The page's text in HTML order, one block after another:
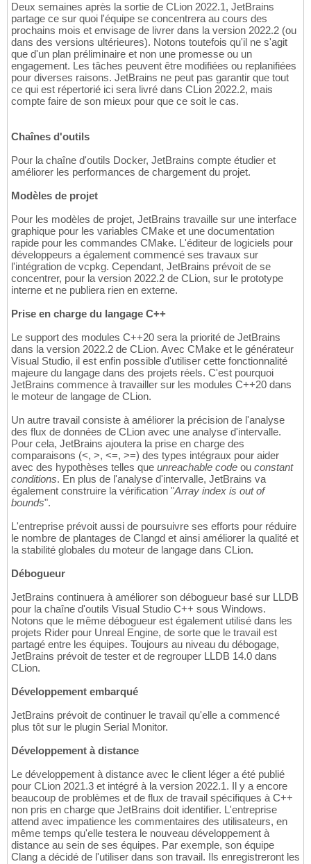
Deux semaines après la sortie de CLion 2022.1, JetBrains
partage ce sur quoi l'équipe se concentrera au cours des
prochains mois et envisage de livrer dans la version 2022.2 (ou
dans des versions ultérieures). Notons toutefois qu'il ne s'agit
que d'un plan préliminaire et non une promesse ou un
engagement. Les tâches peuvent être modifiées ou replanifiées
pour diverses raisons. JetBrains ne peut pas garantir que tout
ce qui est répertorié ici sera livré dans CLion 2022.2, mais
compte faire de son mieux pour que ce soit le cas.
Chaînes d'outils
Pour la chaîne d'outils Docker, JetBrains compte étudier et
améliorer les performances de chargement du projet.
Modèles de projet
Pour les modèles de projet, JetBrains travaille sur une interface
graphique pour les variables CMake et une documentation
rapide pour les commandes CMake. L'éditeur de logiciels pour
développeurs a également commencé ses travaux sur
l'intégration de vcpkg. Cependant, JetBrains prévoit de se
concentrer, pour la version 2022.2 de CLion, sur le prototype
interne et ne publiera rien en externe.
Prise en charge du langage C++
Le support des modules C++20 sera la priorité de JetBrains
dans la version 2022.2 de CLion. Avec CMake et le générateur
Visual Studio, il est enfin possible d'utiliser cette fonctionnalité
majeure du langage dans des projets réels. C'est pourquoi
JetBrains commence à travailler sur les modules C++20 dans
le moteur de langage de CLion.
Un autre travail consiste à améliorer la précision de l'analyse
des flux de données de CLion avec une analyse d'intervalle.
Pour cela, JetBrains ajoutera la prise en charge des
comparaisons (<, >, <=, >=) des types intégraux pour aider
avec des hypothèses telles que unreachable code ou constant
conditions. En plus de l'analyse d'intervalle, JetBrains va
également construire la vérification "Array index is out of
bounds".
L'entreprise prévoit aussi de poursuivre ses efforts pour réduire
le nombre de plantages de Clangd et ainsi améliorer la qualité et
la stabilité globales du moteur de langage dans CLion.
Débogueur
JetBrains continuera à améliorer son débogueur basé sur LLDB
pour la chaîne d'outils Visual Studio C++ sous Windows.
Notons que le même débogueur est également utilisé dans les
projets Rider pour Unreal Engine, de sorte que le travail est
partagé entre les équipes. Toujours au niveau du débogage,
JetBrains prévoit de tester et de regrouper LLDB 14.0 dans
CLion.
Développement embarqué
JetBrains prévoit de continuer le travail qu'elle a commencé
plus tôt sur le plugin Serial Monitor.
Développement à distance
Le développement à distance avec le client léger a été publié
pour CLion 2021.3 et intégré à la version 2022.1. Il y a encore
beaucoup de problèmes et de flux de travail spécifiques à C++
non pris en charge que JetBrains doit identifier. L'entreprise
attend avec impatience les commentaires des utilisateurs, en
même temps qu'elle testera le nouveau développement à
distance au sein de ses équipes. Par exemple, son équipe
Clang a décidé de l'utiliser dans son travail. Ils enregistreront les